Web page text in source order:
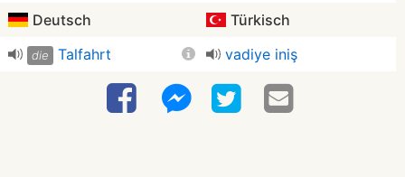
Deutsch Türkisch
die Talfahrt vadiye iniş